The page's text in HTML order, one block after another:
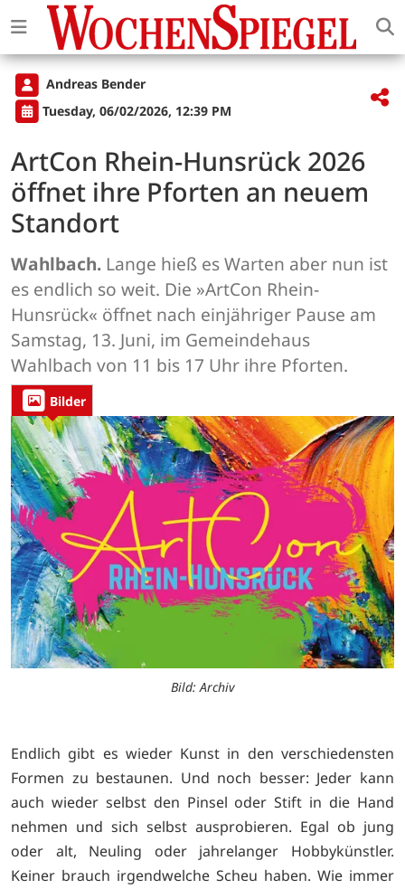
Andreas Bender
Tuesday, 06/02/2026, 12:39 PM
ArtCon Rhein-Hunsrück 2026
öffnet ihre Pforten an neuem
Standort
Wahlbach. Lange hieß es Warten aber nun ist
es endlich so weit. Die »ArtCon Rhein-
Hunsrück« öffnet nach einjähriger Pause am
Samstag, 13. Juni, im Gemeindehaus
Wahlbach von 11 bis 17 Uhr ihre Pforten.
Bilder
Bild: Archiv
Endlich gibt es wieder Kunst in den verschiedensten
Formen zu bestaunen. Und noch besser: Jeder kann
auch wieder selbst den Pinsel oder Stift in die Hand
nehmen und sich selbst ausprobieren. Egal ob jung
oder alt, Neuling oder jahrelanger Hobbykünstler.
Keiner brauch irgendwelche Scheu haben. Wie immer